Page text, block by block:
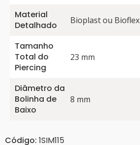
Material
Detalhado
Bioplast ou Bioflex
Tamanho
Total do
Piercing
23 mm
Diâmetro da
Bolinha de
Baixo
8 mm
Código: 1SIM115